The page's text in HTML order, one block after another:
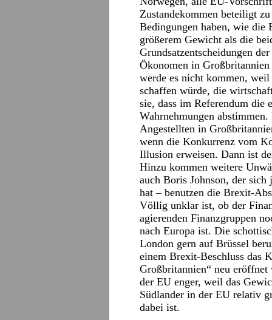
Zustandekommen beteiligt
Bedingungen haben, wie die
größerem Gewicht als die
Grundsatzentscheidungen
Ökonomen in
werde es nicht kommen,
schaffen würde, die
sie, dass im Referendum die
Wahrnehmungen
Angestellten in
wenn die Konkurrenz vom
Illusion erweisen. Dann ist
Hinzu kommen weitere
auch Boris Johnson, der
hat – benutzen die Brexit-
Völlig unklar ist, ob der
agierenden Finanzgruppen
nach Europa ist. Die
London gern auf Brüssel
einem Brexit-Beschluss das
Großbritannien“ neu
der EU enger, weil das
Südlander in der EU relativ
dabei ist.